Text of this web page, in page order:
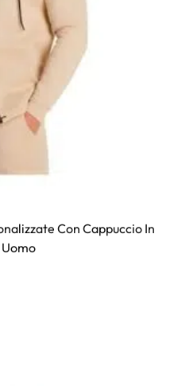
Con Cappuccio In